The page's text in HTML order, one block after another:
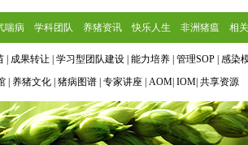
喘病 学科团队 养猪资讯 快乐人生 非洲猪瘟 相
成果转让 学习型团队建设 能力培养 管理SOP 感染
养猪文化 猪病图谱 专家讲座 AOM IOM 共享资源